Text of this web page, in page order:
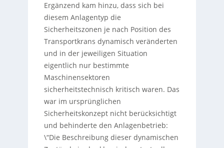
Ergänzend kam hinzu, dass sich bei
diesem Anlagentyp die
Sicherheitszonen je nach Position des
Transportkrans dynamisch veränderten
und in der jeweiligen Situation
eigentlich nur bestimmte
Maschinensektoren
sicherheitstechnisch kritisch waren. Das
war im ursprünglichen
Sicherheitskonzept nicht berücksichtigt
und behinderte den Anlagenbetrieb:
\“Die Beschreibung dieser dynamischen